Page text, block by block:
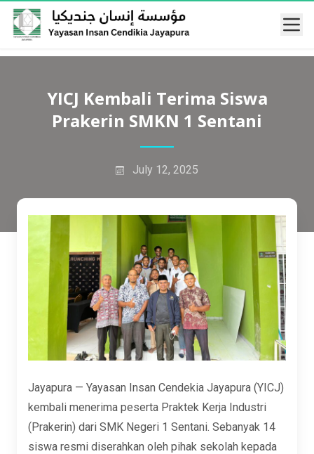
YICJ Kembali Terima Siswa
Prakerin SMKN 1 Sentani
July 12, 2025
Jayapura — Yayasan Insan Cendekia Jayapura (YICJ)
kembali menerima peserta Praktek Kerja Industri
(Prakerin) dari SMK Negeri 1 Sentani. Sebanyak 14
siswa resmi diserahkan oleh pihak sekolah kepada